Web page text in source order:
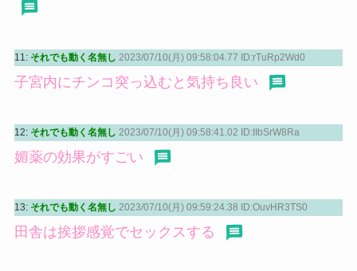
11: それでも動く名無し 2023/07/10(月) 09:58:04.77 ID:rTuRp2Wd0
子宮内にチンコ突っ込むと気持ち良い
12: それでも動く名無し 2023/07/10(月) 09:58:41.02 ID:IIbSrW8Ra
媚薬の効果がすごい
13: それでも動く名無し 2023/07/10(月) 09:59:24.38 ID:OuvHR3TS0
田舎は挨拶感覚でセックスする